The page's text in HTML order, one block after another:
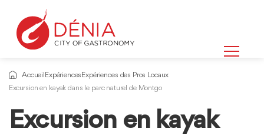
Accueil Expériences Expériences des Pros Locaux
Excursion en kayak dans le parc naturel de Montgo
Excursion en kayak